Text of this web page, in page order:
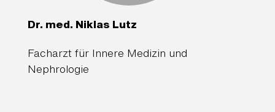
Dr. med. Niklas Lutz
Facharzt für Innere Medizin und
Nephrologie